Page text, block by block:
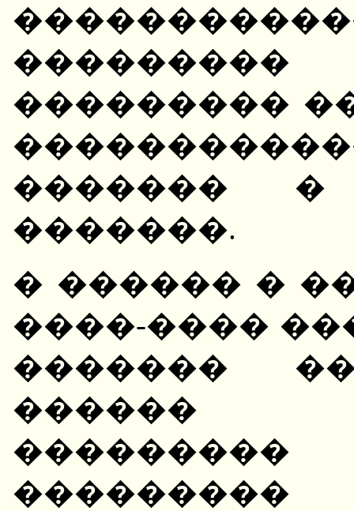
���������
������� �
�������.
� ������ �
����-����
�������
������
���������